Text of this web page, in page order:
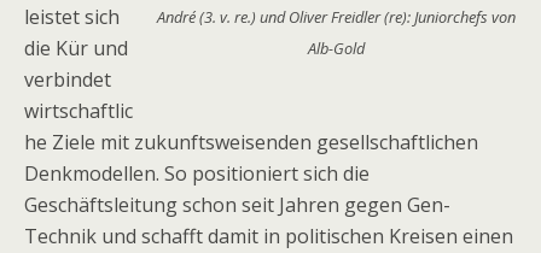
André (3. v. re.) und Oliver Freidler (re): Juniorchefs von
Alb-Gold
leistet sich
die Kür und
verbindet
wirtschaftlic
he Ziele mit zukunftsweisenden gesellschaftlichen
Denkmodellen. So positioniert sich die
Geschäftsleitung schon seit Jahren gegen Gen-
Technik und schafft damit in politischen Kreisen einen